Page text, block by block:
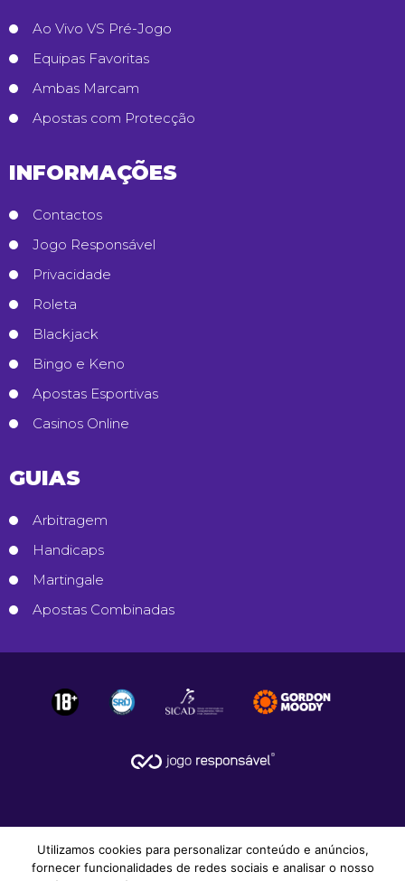
Ao Vivo VS Pré-Jogo
Equipas Favoritas
Ambas Marcam
Apostas com Protecção
INFORMAÇÕES
Contactos
Jogo Responsável
Privacidade
Roleta
Blackjack
Bingo e Keno
Apostas Esportivas
Casinos Online
GUIAS
Arbitragem
Handicaps
Martingale
Apostas Combinadas
Utilizamos cookies para personalizar conteúdo e anúncios,
fornecer funcionalidades de redes sociais e analisar o nosso